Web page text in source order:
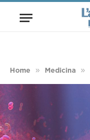
Home » Medicina »